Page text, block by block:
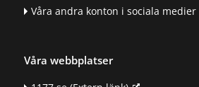
Våra andra konton i sociala medier
Våra webbplatser